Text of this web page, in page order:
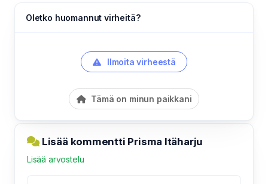
Oletko huomannut virheitä?
Ilmoita virheestä
Tämä on minun paikkani
Lisää kommentti Prisma Itäharju
Lisää arvostelu